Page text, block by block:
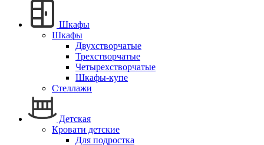
Шкафы
Шкафы
Двухстворчатые
Трехстворчатые
Четырехстворчатые
Шкафы-купе
Стеллажи
Детская
Кровати детские
Для подростка